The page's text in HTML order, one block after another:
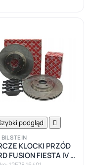
podgląd 
BILSTEIN
KLOCKI PRZÓD
FUSION FIESTA IV V